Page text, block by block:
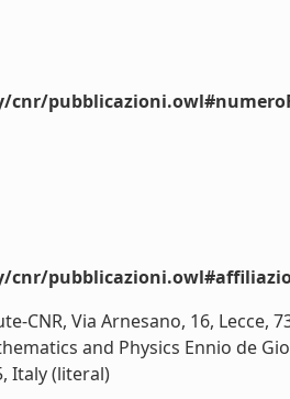
CNR, Via Arnesano, 16, Lecce,
and Physics Ennio de
Italy (literal)